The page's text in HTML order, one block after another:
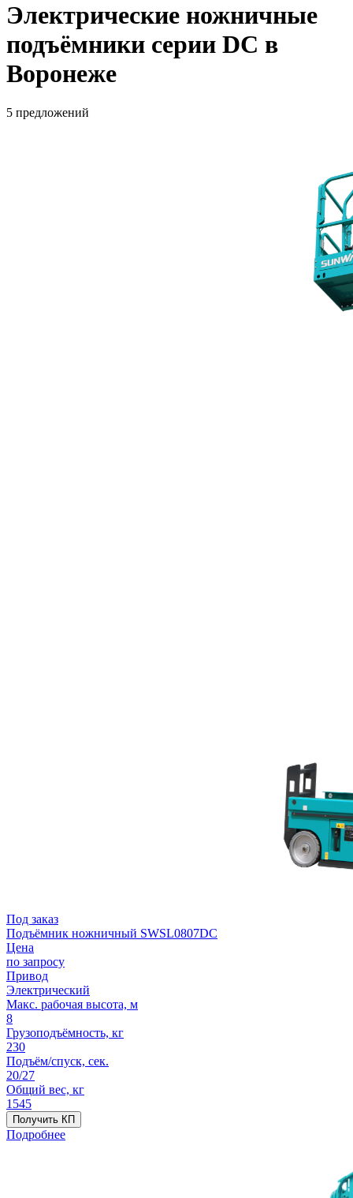
Электрические ножничные
подъёмники серии DC в
Воронеже
5 предложений
Под заказ
Подъёмник ножничный SWSL0807DC
Цена
по запросу
Привод
Электрический
Макс. рабочая высота, м
8
Грузоподъёмность, кг
230
Подъём/спуск, сек.
20/27
Общий вес, кг
1545
Получить КП
Подробнее